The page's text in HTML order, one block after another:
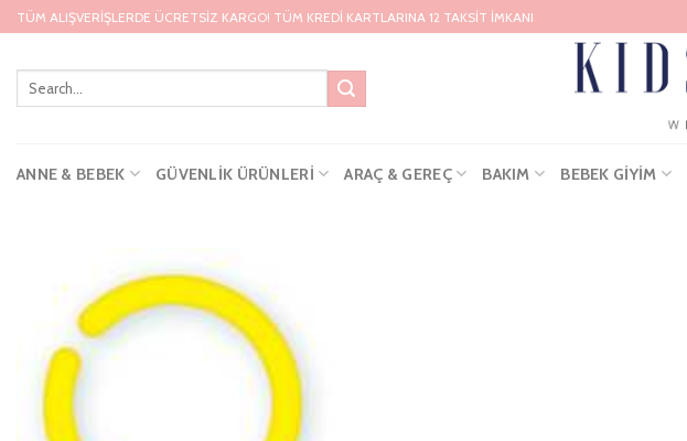
Skip
to
content
TÜM ALIŞVERİŞLERDE ÜCRETSİZ KARGO! TÜM KREDİ KARTLARINA 12 TAKSİT İMKANI
ANNE & BEBEK GÜVENLIK ÜRÜNLERI ARAÇ & GEREÇ BAKIM BEBEK GIYIM